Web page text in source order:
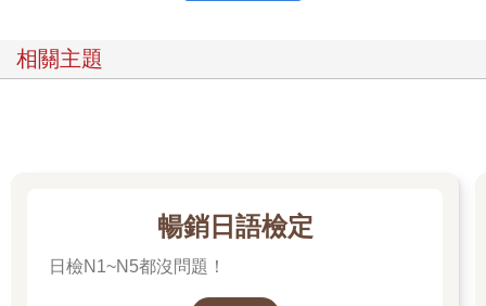
相關主題
暢銷日語檢定
日檢N1~N5都沒問題！